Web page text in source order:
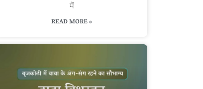
में
READ MORE »